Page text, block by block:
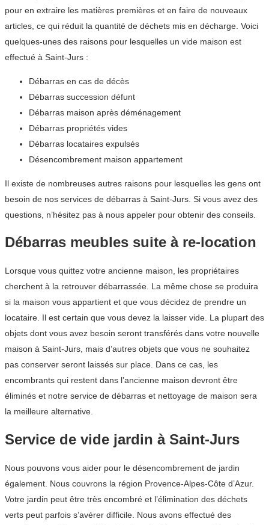
pour en extraire les matières premières et en faire de nouveaux
articles, ce qui réduit la quantité de déchets mis en décharge. Voici
quelques-unes des raisons pour lesquelles un vide maison est
effectué à Saint-Jurs :
Débarras en cas de décès
Débarras succession défunt
Débarras maison après déménagement
Débarras propriétés vides
Débarras locataires expulsés
Désencombrement maison appartement
Il existe de nombreuses autres raisons pour lesquelles les gens ont
besoin de nos services de débarras à Saint-Jurs. Si vous avez des
questions, n’hésitez pas à nous appeler pour obtenir des conseils.
Débarras meubles suite à re-location
Lorsque vous quittez votre ancienne maison, les propriétaires
cherchent à la retrouver débarrassée. La même chose se produira
si la maison vous appartient et que vous décidez de prendre un
locataire. Il est certain que vous devez la laisser vide. La plupart des
objets dont vous avez besoin seront transférés dans votre nouvelle
maison à Saint-Jurs, mais d’autres objets que vous ne souhaitez
pas conserver seront laissés sur place. Dans ce cas, les
encombrants qui restent dans l’ancienne maison devront être
éliminés et notre service de débarras et nettoyage de maison sera
la meilleure alternative.
Service de vide jardin à Saint-Jurs
Nous pouvons vous aider pour le désencombrement de jardin
également. Nous couvrons la région Provence-Alpes-Côte d’Azur.
Votre jardin peut être très encombré et l’élimination des déchets
verts peut parfois s’avérer difficile. Nous avons effectué des